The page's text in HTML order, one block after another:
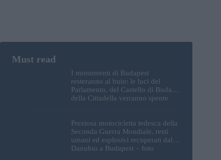
I monumenti di Budapest
resteranno al buio: le luci del
Parlamento, del Castello di Buda e
della Cittadella verranno spente
Preziosa motocicletta tedesca della
Seconda Guerra Mondiale, resti
umani ed esplosivi recuperati dal
Danubio a Budapest – foto